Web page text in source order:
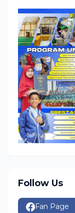
Follow Us
Fan Page